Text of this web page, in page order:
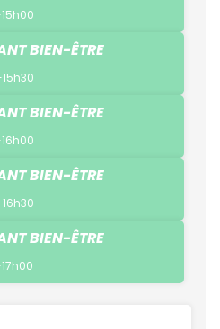
BIEN-ÊTRE
BIEN-ÊTRE
BIEN-ÊTRE
BIEN-ÊTRE